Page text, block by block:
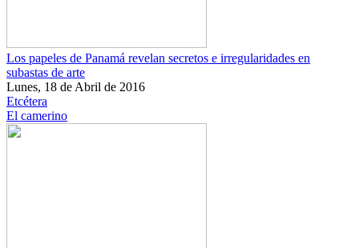
Los papeles de Panamá revelan secretos e irregularidades en
subastas de arte
Lunes, 18 de Abril de 2016
Etcétera
El camerino